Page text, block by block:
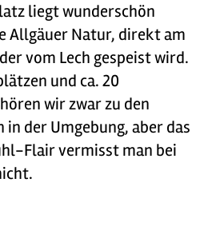
liegt wunderschön
Allgäuer Natur, direkt am
vom Lech gespeist wird.
und ca. 20
wir zwar zu den
der Umgebung, aber das
Flair vermisst man bei